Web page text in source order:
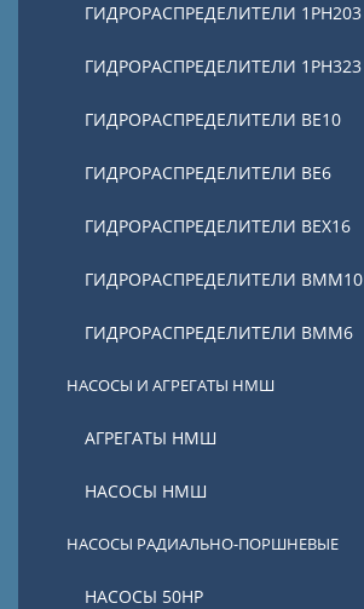
ГИДРОРАСПРЕДЕЛИТЕЛИ 1РН203
ГИДРОРАСПРЕДЕЛИТЕЛИ 1РН323
ГИДРОРАСПРЕДЕЛИТЕЛИ ВЕ10
ГИДРОРАСПРЕДЕЛИТЕЛИ ВЕ6
ГИДРОРАСПРЕДЕЛИТЕЛИ ВЕХ16
ГИДРОРАСПРЕДЕЛИТЕЛИ ВММ10
ГИДРОРАСПРЕДЕЛИТЕЛИ ВММ6
НАСОСЫ И АГРЕГАТЫ НМШ
АГРЕГАТЫ НМШ
НАСОСЫ НМШ
НАСОСЫ РАДИАЛЬНО-ПОРШНЕВЫЕ
НАСОСЫ 50НР